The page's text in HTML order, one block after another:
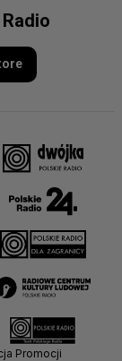
Promocji